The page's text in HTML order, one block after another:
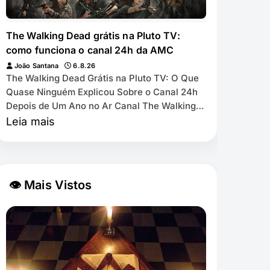
The Walking Dead grátis na Pluto TV:
como funciona o canal 24h da AMC
João Santana 6.8.26
The Walking Dead Grátis na Pluto TV: O Que
Quase Ninguém Explicou Sobre o Canal 24h
Depois de Um Ano no Ar Canal The Walking
Dead by AMC exibe as 11 temporadas de
Leia mais
👁 Mais Vistos